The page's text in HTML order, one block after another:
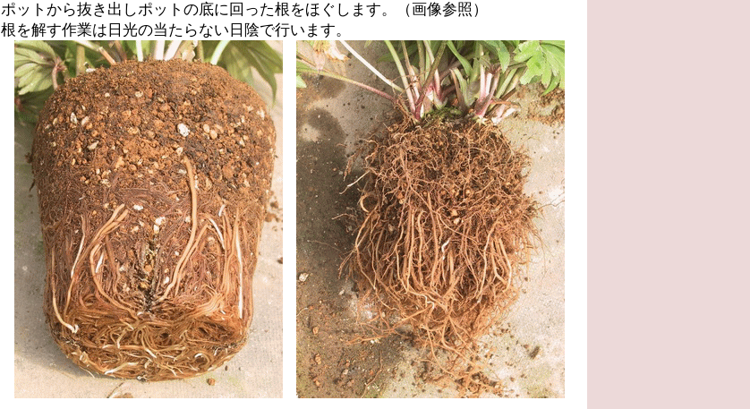
ポットから抜き出しポットの底に回った根をほぐします。（画像参照）
根を解す作業は日光の当たらない日陰で行います。